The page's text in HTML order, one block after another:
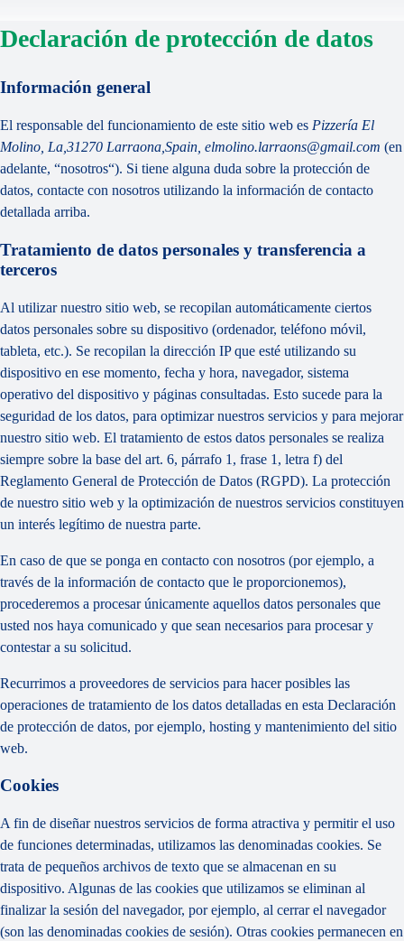
Declaración de protección de datos
Información general
El responsable del funcionamiento de este sitio web es Pizzería El
Molino, La,31270 Larraona,Spain, elmolino.larraons@gmail.com (en
adelante, “nosotros“). Si tiene alguna duda sobre la protección de
datos, contacte con nosotros utilizando la información de contacto
detallada arriba.
Tratamiento de datos personales y transferencia a
terceros
Al utilizar nuestro sitio web, se recopilan automáticamente ciertos
datos personales sobre su dispositivo (ordenador, teléfono móvil,
tableta, etc.). Se recopilan la dirección IP que esté utilizando su
dispositivo en ese momento, fecha y hora, navegador, sistema
operativo del dispositivo y páginas consultadas. Esto sucede para la
seguridad de los datos, para optimizar nuestros servicios y para mejorar
nuestro sitio web. El tratamiento de estos datos personales se realiza
siempre sobre la base del art. 6, párrafo 1, frase 1, letra f) del
Reglamento General de Protección de Datos (RGPD). La protección
de nuestro sitio web y la optimización de nuestros servicios constituyen
un interés legítimo de nuestra parte.
En caso de que se ponga en contacto con nosotros (por ejemplo, a
través de la información de contacto que le proporcionemos),
procederemos a procesar únicamente aquellos datos personales que
usted nos haya comunicado y que sean necesarios para procesar y
contestar a su solicitud.
Recurrimos a proveedores de servicios para hacer posibles las
operaciones de tratamiento de los datos detalladas en esta Declaración
de protección de datos, por ejemplo, hosting y mantenimiento del sitio
web.
Cookies
A fin de diseñar nuestros servicios de forma atractiva y permitir el uso
de funciones determinadas, utilizamos las denominadas cookies. Se
trata de pequeños archivos de texto que se almacenan en su
dispositivo. Algunas de las cookies que utilizamos se eliminan al
finalizar la sesión del navegador, por ejemplo, al cerrar el navegador
(son las denominadas cookies de sesión). Otras cookies permanecen en